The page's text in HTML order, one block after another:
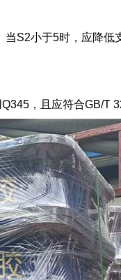
S2小于5时，应降低
，且应符合GB/T